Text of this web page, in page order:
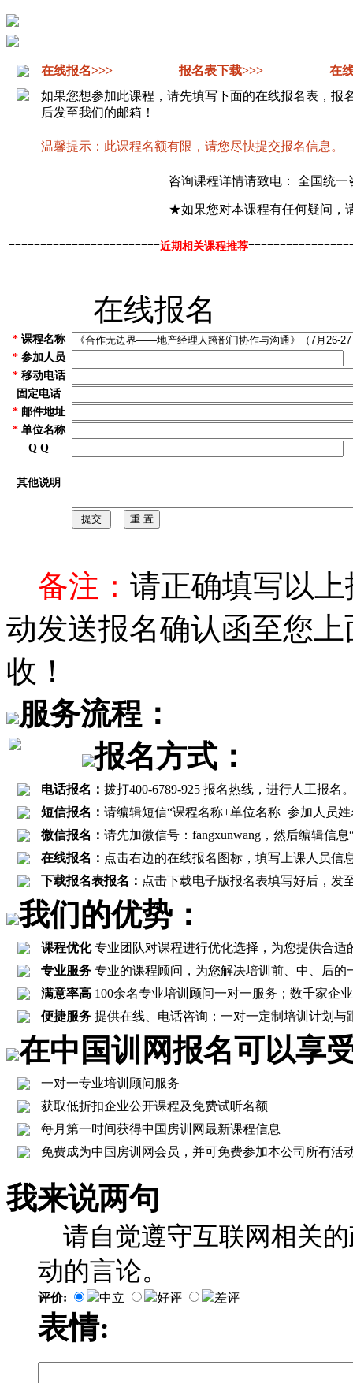
在线报名>>> 报名表下载>>>
在
如果您想参加此课程，请先填写下面的在线报名表，报
后发至我们的邮箱！
温馨提示：此课程名额有限，请您尽快提交报名信息。
咨询课程详情请致电： 全国统
★如果您对本课程有任何疑问，
========================近期相关课程推荐
在线报名
*课程名称
*参加人员
*移动电话
固定电话
*邮件地址
*单位名称
Q Q
其他说明
备注： 请正确填写以
动发送报名确认函至您
收！
服务流程：
报名方式：
电话报名： 拨打400-6789-925 报名热线，进行人工报
短信报名： 请编辑短信“课程名称+单位名称+参加人员
微信报名： 请先加微信号：fangxunwang，然后编辑信
在线报名： 点击右边的在线报名图标，填写上课人员信
下载报名表报名： 点击下载电子版报名表填写好后，发
我们的优势：
课程优化专业团队对课程进行优化选择，为您提供合适
专业服务 专业的课程顾问，为您解决培训前、中、后的
满意率高 100余名专业培训顾问一对一服务；数千家企
便捷服务 提供在线、电话咨询；一对一定制培训计划
在中国训网报名可以享
一对一专业培训顾问服务
获取低折扣企业公开课程及免费试听名额
每月第一时间获得中国房训网最新课程信息
免费成为中国房训网会员，并可免费参加本公司所有活
我来说两句
请自觉遵守互联网相关
动的言论。
评价: 中立 好评 差评
表情: